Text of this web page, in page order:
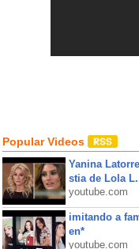
Popular Videos
Yanina
stia de Lola
youtube.com
imitando a
en*
youtube.com